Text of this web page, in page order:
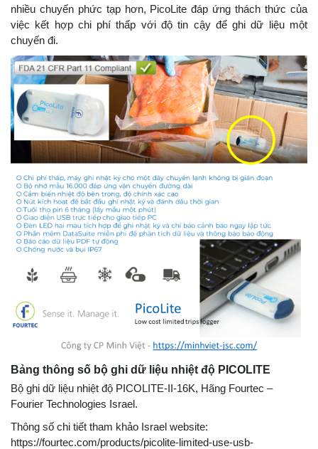
nhiều chuyến phức tạp hơn, PicoLite đáp ứng thách thức của
việc kết hợp chi phí thấp với độ tin cậy để ghi dữ liệu một
chuyến đi.
Bảng thông số bộ ghi dữ liệu nhiệt độ PICOLITE
Bộ ghi dữ liệu nhiệt độ PICOLITE-II-16K, Hãng Fourtec –
Fourier Technologies Israel.
Thông số chi tiết tham khảo Israel website:
https://fourtec.com/products/picolite-limited-use-usb-